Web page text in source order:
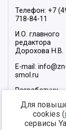
Телефон: +7
718-84-11
И.О. главного
редактора
Дорохова Н.В.
E-mail:
smol.ru
Разработчик
2026
Мы в
Для
cookies (
сервисы